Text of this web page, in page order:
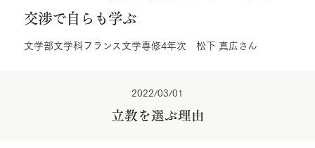
交渉で自らも学ぶ
文学部文学科フランス文学専修4年次 松下 真広さん
2022/03/01
立教を選ぶ理由